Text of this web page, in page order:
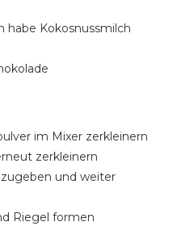
habe Kokosnussmilch
im Mixer zerkleinern
zerkleinern
und weiter
Riegel formen